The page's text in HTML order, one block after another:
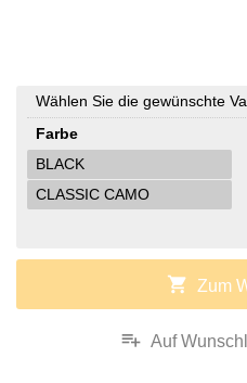
Wählen Sie die gewünschte
Farbe
BLACK
CLASSIC CAMO
shopping_cart Zum
playlist_add Auf